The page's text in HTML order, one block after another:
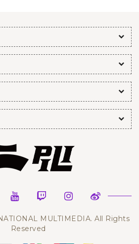
MULTIMEDIA. All Rights
Reserved